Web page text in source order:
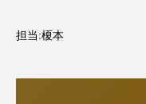
担当:榎本